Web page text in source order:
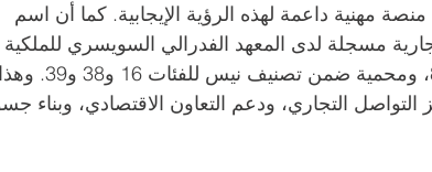
منصة مهنية داعمة لهذه الرؤية الإيجابية. كما أن اسم
مسجلة لدى المعهد الفدرالي السويسري
الفكرية، تحت رقم العلامة التجارية 836782، ومحمية ضمن تصنيف نيس
التجاري، ودعم التعاون الاقتصادي، وبناء